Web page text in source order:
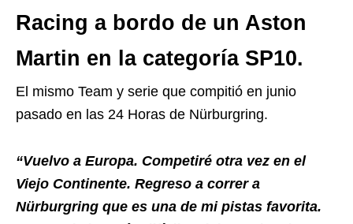
Racing a bordo de un Aston
Martin en la categoría SP10.
El mismo Team y serie que compitió en junio
pasado en las 24 Horas de Nürburgring.
“Vuelvo a Europa. Competiré otra vez en el
Viejo Continente. Regreso a correr a
Nürburgring que es una de mi pistas favorita.